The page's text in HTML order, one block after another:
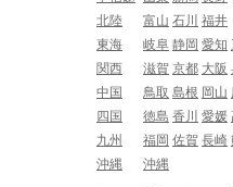
北陸
富山 石川 福井
東海
岐阜 静岡 愛知
関西
滋賀 京都 大阪
中国
鳥取 島根 岡山
四国
徳島 香川 愛媛
九州
福岡 佐賀 長崎
沖縄
沖縄